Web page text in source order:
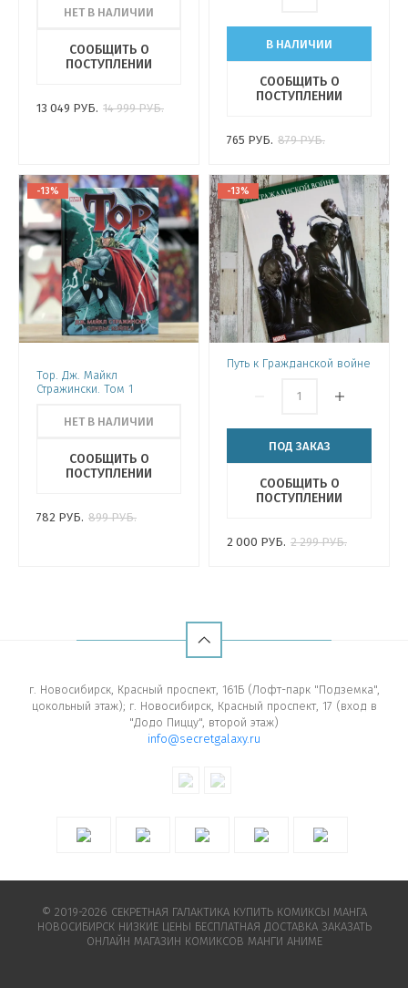
НЕТ В НАЛИЧИИ
СООБЩИТЬ О
ПОСТУПЛЕНИИ
13 049 РУБ. 14 999РУБ.
В НАЛИЧИИ
СООБЩИТЬ О
ПОСТУПЛЕНИИ
765 РУБ. 879РУБ.
-13%
Тор. Дж. Майкл
Стражински. Том 1
НЕТ В НАЛИЧИИ
СООБЩИТЬ О
ПОСТУПЛЕНИИ
782 РУБ. 899РУБ.
-13%
Путь к Гражданской войне
ПОД ЗАКАЗ
СООБЩИТЬ О
ПОСТУПЛЕНИИ
2 000 РУБ. 2 299РУБ.
г. Новосибирск, Красный проспект, 161Б (Лофт-парк "Подземка",
цокольный этаж); г. Новосибирск, Красный проспект, 17 (вход в
"Додо Пиццу", второй этаж)
info@secretgalaxy.ru
© 2019-2026 СЕКРЕТНАЯ ГАЛАКТИКА КУПИТЬ КОМИКСЫ МАНГА
НОВОСИБИРСК НИЗКИЕ ЦЕНЫ БЕСПЛАТНАЯ ДОСТАВКА ЗАКАЗАТЬ
ОНЛАЙН МАГАЗИН КОМИКСОВ МАНГИ АНИМЕ